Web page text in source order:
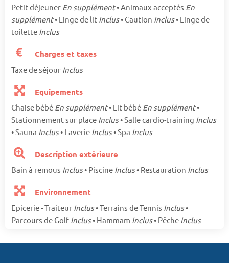
Petit-déjeuner En supplément• Animaux acceptés En
supplément• Linge de lit Inclus• Caution Inclus• Linge de
toilette Inclus
Charges et taxes
Taxe de séjour Inclus
Equipements
Chaise bébé En supplément• Lit bébé En supplément•
Stationnement sur place Inclus• Salle cardio-training Inclus
• Sauna Inclus• Laverie Inclus• Spa Inclus
Description extérieure
Bain à remous Inclus• Piscine Inclus• Restauration Inclus
Environnement
Epicerie - Traiteur Inclus• Terrains de Tennis Inclus•
Parcours de Golf Inclus• Hammam Inclus• Pêche Inclus